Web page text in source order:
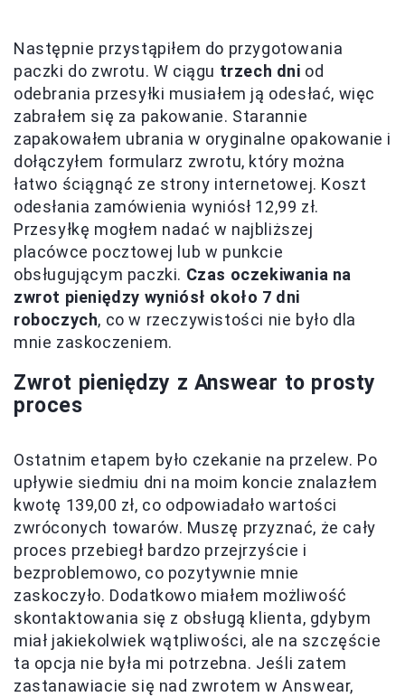
Następnie przystąpiłem do przygotowania
paczki do zwrotu. W ciągu trzech dni od
odebrania przesyłki musiałem ją odesłać, więc
zabrałem się za pakowanie. Starannie
zapakowałem ubrania w oryginalne opakowanie i
dołączyłem formularz zwrotu, który można
łatwo ściągnąć ze strony internetowej. Koszt
odesłania zamówienia wyniósł 12,99 zł.
Przesyłkę mogłem nadać w najbliższej
placówce pocztowej lub w punkcie
obsługującym paczki. Czas oczekiwania na
zwrot pieniędzy wyniósł około 7 dni
roboczych, co w rzeczywistości nie było dla
mnie zaskoczeniem.
Zwrot pieniędzy z Answear to prosty
proces
Ostatnim etapem było czekanie na przelew. Po
upływie siedmiu dni na moim koncie znalazłem
kwotę 139,00 zł, co odpowiadało wartości
zwróconych towarów. Muszę przyznać, że cały
proces przebiegł bardzo przejrzyście i
bezproblemowo, co pozytywnie mnie
zaskoczyło. Dodatkowo miałem możliwość
skontaktowania się z obsługą klienta, gdybym
miał jakiekolwiek wątpliwości, ale na szczęście
ta opcja nie była mi potrzebna. Jeśli zatem
zastanawiacie się nad zwrotem w Answear,